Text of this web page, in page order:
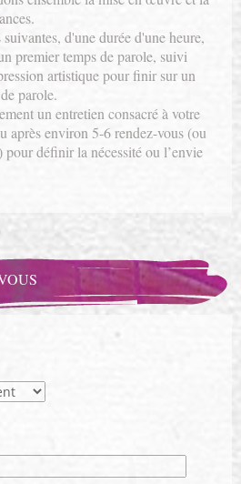
suivantes, d'une durée d'une heure,
premier temps de parole, suivi
artistique pour finir sur un
parole.
un entretien consacré à votre
après environ 5-6 rendez-vous (ou
pour définir la nécessité ou l’envie